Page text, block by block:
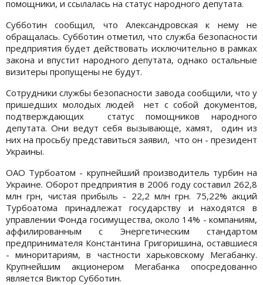
помощники, и ссылалась на статус народного депутата.
Субботин сообщил, что Александровская к нему не
обращалась. Субботин отметил, что служба безопасности
предприятия будет действовать исключительно в рамках
закона и впустит народного депутата, однако остальные
визитеры пропущены не будут.
Сотрудники службы безопасности завода сообщили, что у
пришедших молодых людей нет с собой документов,
подтверждающих статус помощников народного
депутата. Они ведут себя вызывающе, хамят, один из
них на просьбу представиться заявил, что он - президент
Украины.
ОАО Турбоатом - крупнейший производитель турбин на
Украине. Оборот предприятия в 2006 году составил 262,8
млн грн, чистая прибыль - 22,2 млн грн. 75,22% акций
Турбоатома принадлежат государству и находятся в
управлении Фонда госимущества, около 14% - компаниям,
аффилированным с Энергетическим стандартом
предпринимателя Константина Григоришина, оставшиеся
- миноритариям, в частности харьковскому Мегабанку.
Крупнейшим акционером Мегабанка опосредованно
является Виктор Субботин.